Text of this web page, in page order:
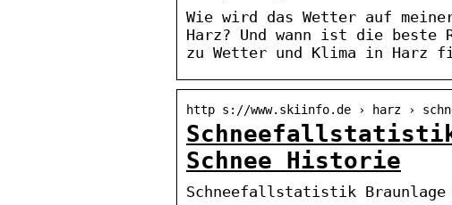
Wie wird das Wetter auf
Harz? Und wann ist die
zu Wetter und Klima in Harz
http s://www.skiinfo.de › harz ›
Schneefallstatistik
Schnee Historie
Schneefallstatistik